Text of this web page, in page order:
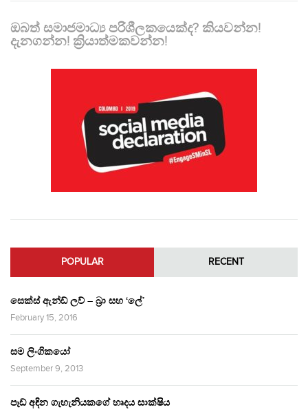
ඔබත් සමාජමාධ්‍ය පරිශීලකයෙක්ද? කියවන්න!
දැනගන්න! ක්‍රියාත්මකවන්න!
POPULAR RECENT
සෙක්ස් ඇන්ඩ් ලව් – බ්‍රා සහ ‘ලේ’
February 15, 2016
සම ලිංගිකයෝ
September 9, 2013
පෑඩ් අඳින ගැහැනියකගේ හෘදය සාක්ෂිය